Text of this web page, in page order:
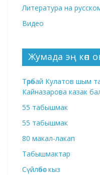
Литература на
Видео
Жумада эң көп
Төрөбай Кулатов шым
Кайназарова казак
55 табышмак
55 табышмак
80 макал-лакап
Табышмактар
Сүйлөбөс кыз